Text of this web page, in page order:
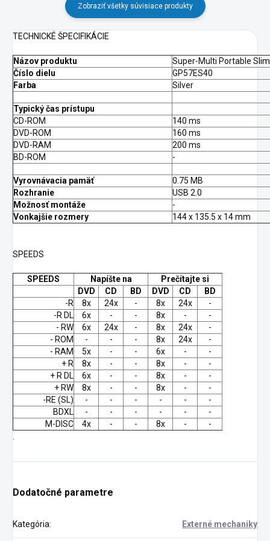
Zobraziť všetky súvisiace produkty
TECHNICKÉ ŠPECIFIKÁCIE
Názov produktu
Super-Multi Portable
Číslo dielu
GP57ES40
Farba
Silver
Typický čas prístupu
CD-ROM
140 ms
DVD-ROM
160 ms
DVD-RAM
200 ms
BD-ROM
-
Vyrovnávacia pamäť
0.75 MB
Rozhranie
USB 2.0
Možnosť montáže
-
Vonkajšie rozmery
144 x 135.5 x 14 mm
SPEEDS
SPEEDS Napíšte na
Prečítajte si
DVD
CD BD DVD CD
BD
-R
8x 24x - 8x 24x
-
-R DL
6x - - 8x -
-
- RW
6x 24x - 8x 24x
-
- ROM
- - - 8x 24x
-
- RAM
5x - - 6x -
-
+ R
8x - - 8x -
-
+ R DL
6x - - 8x -
-
+ RW
8x - - 8x -
-
-RE (SL)
- - - - -
-
BDXL
- - - - -
-
M-DISC
4x - - 8x -
-
Dodatočné parametre
Kategória: Externé mechaniky